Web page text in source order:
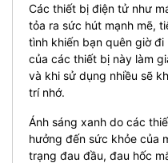
Các thiết bị điện tử như
tỏa ra sức hút mạnh mẽ,
tình khiến bạn quên giờ
của các thiết bị này làm
và khi sử dụng nhiều sẽ
trí nhớ.
Ánh sáng xanh do các
hưởng đến sức khỏe của
trạng đau đầu, đau hốc